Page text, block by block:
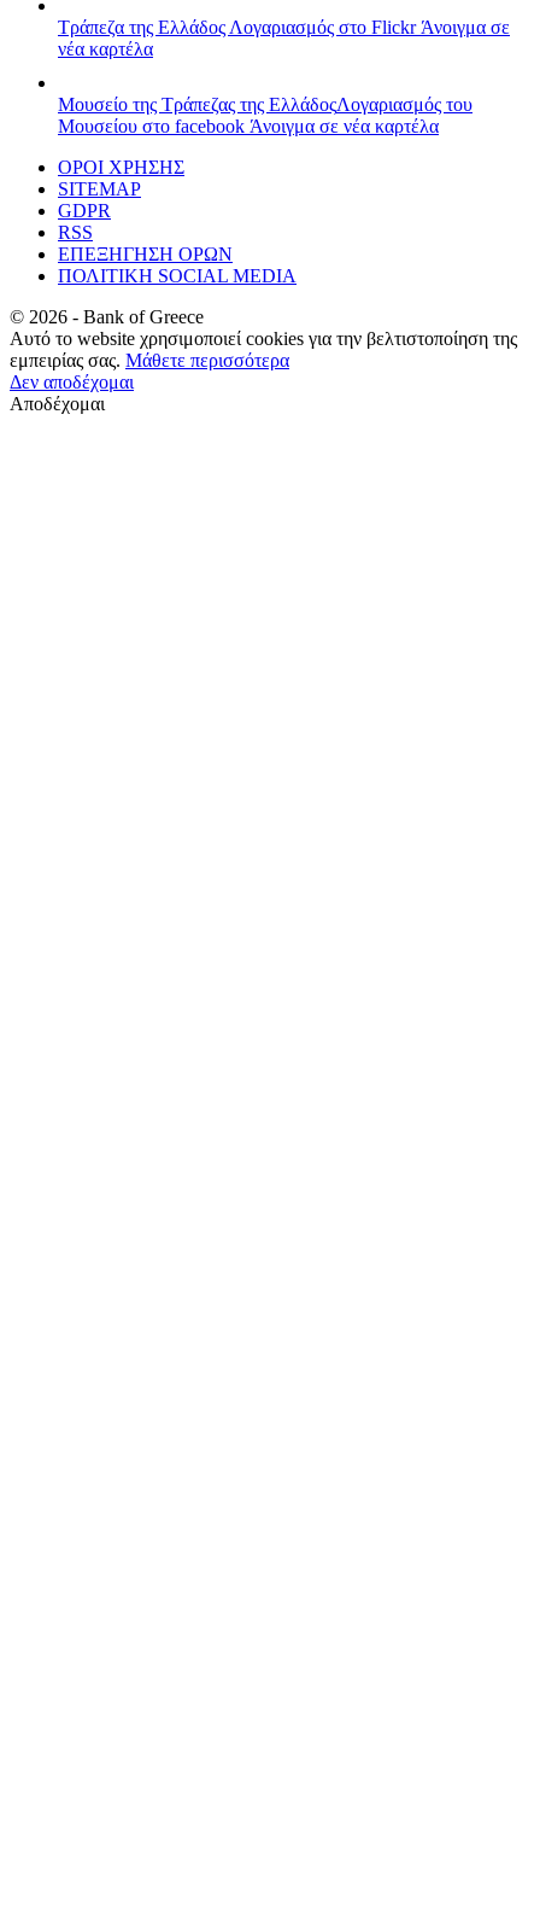
Τράπεζα της Ελλάδος Λογαριασμός στο FlickrΆνοιγμα σε
νέα καρτέλα
Μουσείο της Τράπεζας της ΕλλάδοςΛογαριασμός του
Μουσείου στο facebook Άνοιγμα σε νέα καρτέλα
ΟΡΟΙ ΧΡΗΣΗΣ
SITEMAP
GDPR
RSS
ΕΠΕΞΗΓΗΣΗ ΟΡΩΝ
ΠΟΛΙΤΙΚΗ SOCIAL MEDIA
© 2026 - Bank of Greece
Αυτό το website χρησιμοποιεί cookies για την βελτιστοποίηση της
εμπειρίας σας. Μάθετε περισσότερα
Δεν αποδέχομαι
Αποδέχομαι